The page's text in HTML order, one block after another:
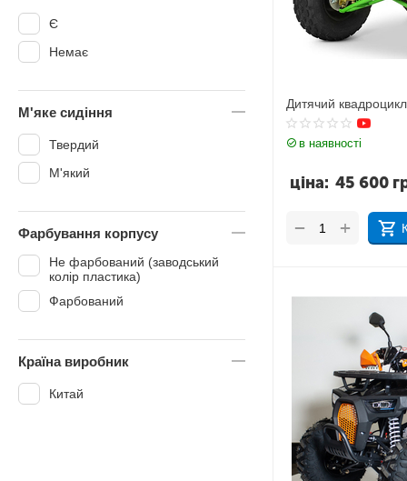
Дитячий
в наявності
45 600
ціна:
+
−
Є
Немає
М'яке сидіння
Твердий
М'який
Фарбування корпусу
Не фарбований (заводський
колір пластика)
Фарбований
Країна виробник
Китай